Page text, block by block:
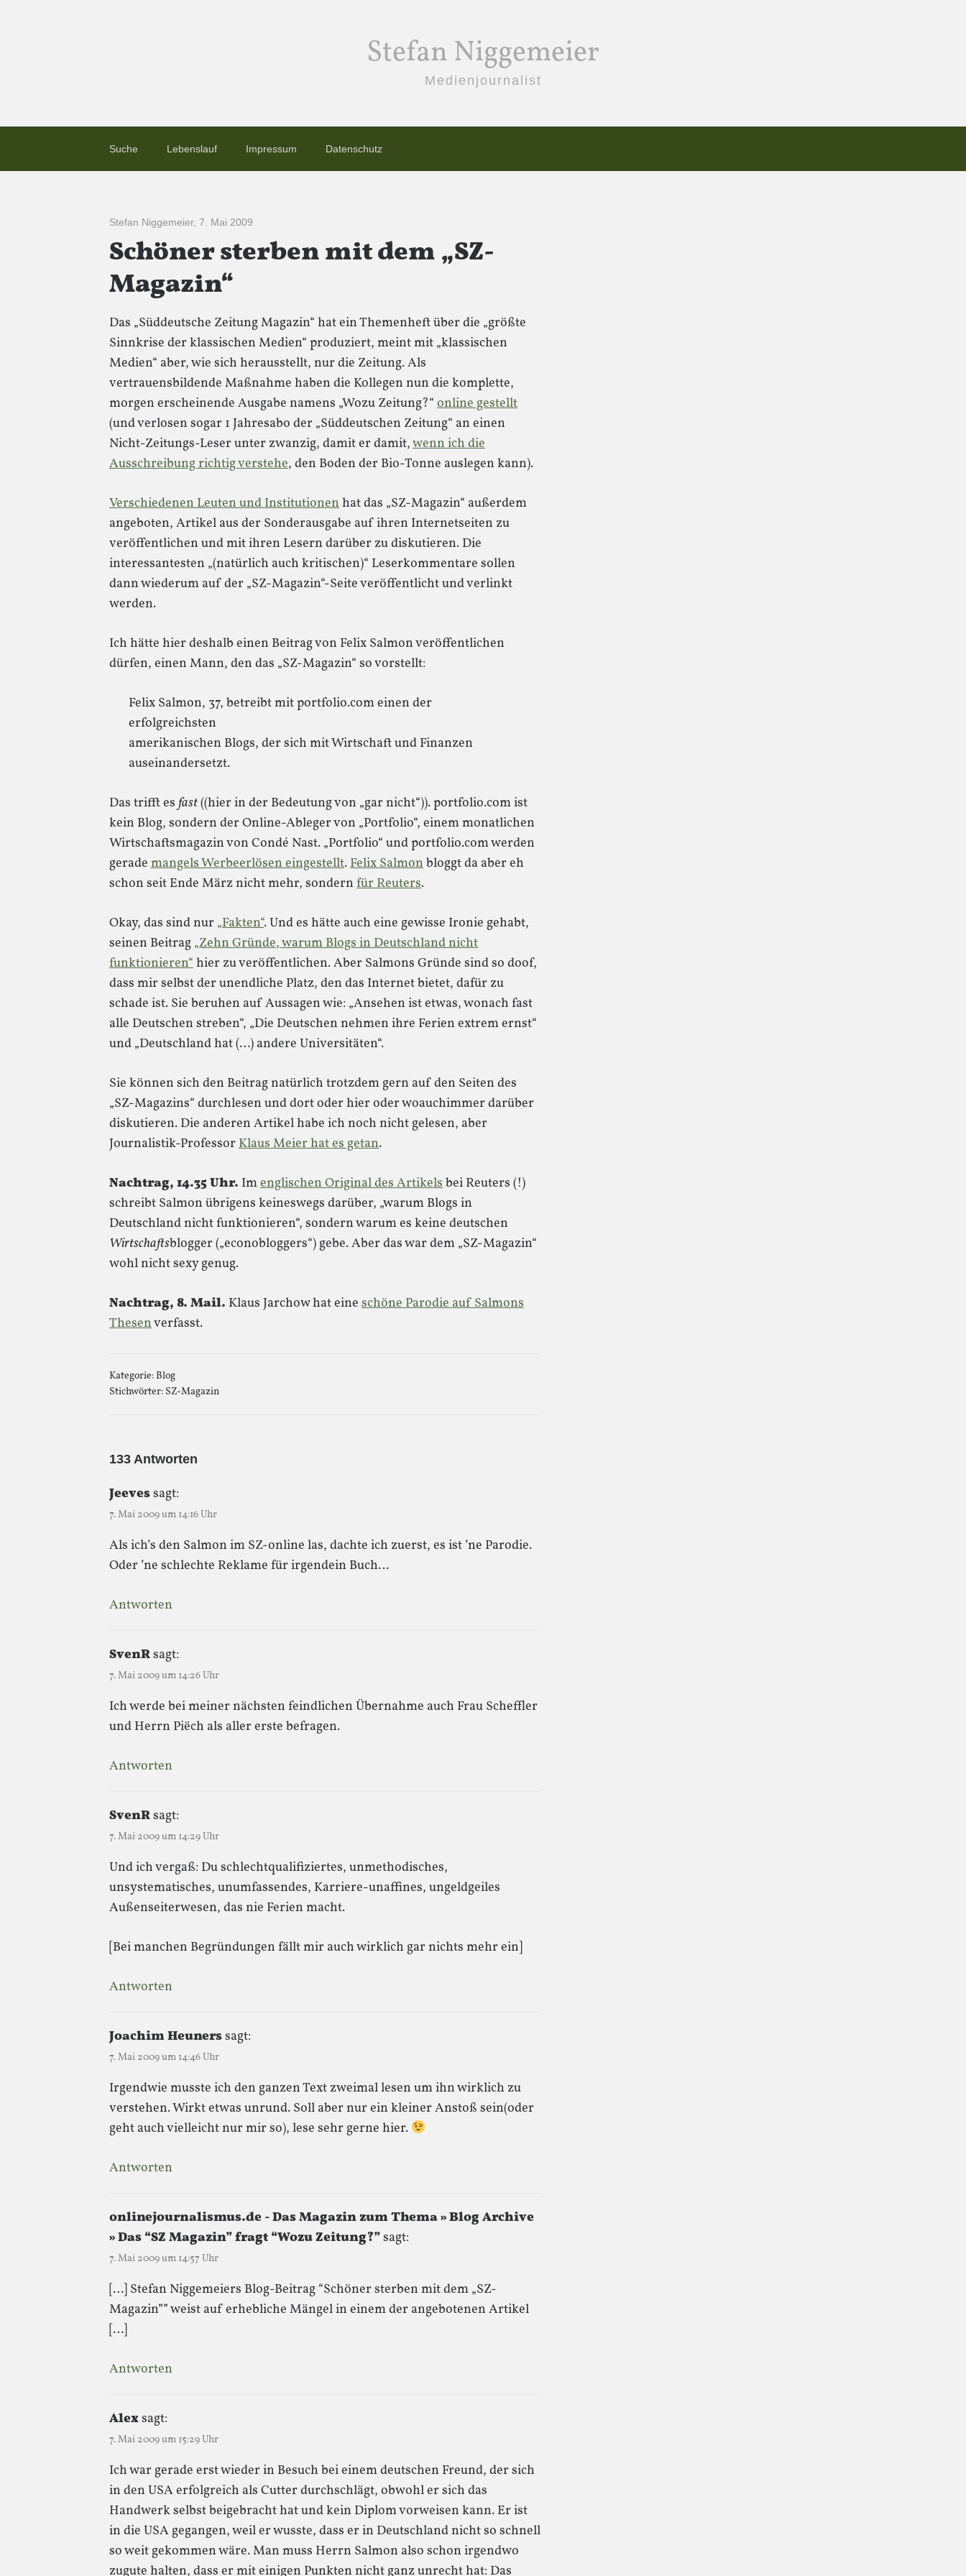
Stefan Niggemeier
Medienjournalist
Suche Lebenslauf Impressum Datenschutz
Stefan Niggemeier, 7. Mai 2009
Schöner sterben mit dem „SZ-
Magazin“
Das „Süddeutsche Zeitung Magazin“ hat ein Themenheft über die „größte
Sinnkrise der klassischen Medien“ produziert, meint mit „klassischen
Medien“ aber, wie sich herausstellt, nur die Zeitung. Als
vertrauensbildende Maßnahme haben die Kollegen nun die komplette,
morgen erscheinende Ausgabe namens „Wozu Zeitung?“ online gestellt
(und verlosen sogar 1 Jahresabo der „Süddeutschen Zeitung“ an einen
Nicht-Zeitungs-Leser unter zwanzig, damit er damit,wenn ich die
Ausschreibung richtig verstehe, den Boden der Bio-Tonne auslegen kann).
Verschiedenen Leuten und Institutionenhat das „SZ-Magazin“ außerdem
angeboten, Artikel aus der Sonderausgabe auf ihren Internetseiten zu
veröffentlichen und mit ihren Lesern darüber zu diskutieren. Die
interessantesten „(natürlich auch kritischen)“ Leserkommentare sollen
dann wiederum auf der „SZ-Magazin“-Seite veröffentlicht und verlinkt
werden.
Ich hätte hier deshalb einen Beitrag von Felix Salmon veröffentlichen
dürfen, einen Mann, den das „SZ-Magazin“ so vorstellt:
Felix Salmon, 37, betreibt mit portfolio.com einen der
erfolgreichsten
amerikanischen Blogs, der sich mit Wirtschaft und Finanzen
auseinandersetzt.
Das trifft es fast((hier in der Bedeutung von „gar nicht“)). portfolio.com ist
kein Blog, sondern der Online-Ableger von „Portfolio“, einem monatlichen
Wirtschaftsmagazin von Condé Nast. „Portfolio“ und portfolio.com werden
gerade mangels Werbeerlösen eingestellt.Felix Salmonbloggt da aber eh
schon seit Ende März nicht mehr, sondern für Reuters.
Okay, das sind nur „Fakten“. Und es hätte auch eine gewisse Ironie gehabt,
seinen Beitrag „Zehn Gründe, warum Blogs in Deutschland nicht
funktionieren“hier zu veröffentlichen. Aber Salmons Gründe sind so doof,
dass mir selbst der unendliche Platz, den das Internet bietet, dafür zu
schade ist. Sie beruhen auf Aussagen wie: „Ansehen ist etwas, wonach fast
alle Deutschen streben“, „Die Deutschen nehmen ihre Ferien extrem ernst“
und „Deutschland hat (…) andere Universitäten“.
Sie können sich den Beitrag natürlich trotzdem gern auf den Seiten des
„SZ-Magazins“ durchlesen und dort oder hier oder woauchimmer darüber
diskutieren. Die anderen Artikel habe ich noch nicht gelesen, aber
Journalistik-Professor Klaus Meier hat es getan.
Nachtrag, 14.35 Uhr. Imenglischen Original des Artikelsbei Reuters (!)
schreibt Salmon übrigens keineswegs darüber, „warum Blogs in
Deutschland nicht funktionieren“, sondern warum es keine deutschen
Wirtschaftsblogger („econobloggers“) gebe. Aber das war dem „SZ-Magazin“
wohl nicht sexy genug.
Nachtrag, 8. Mail. Klaus Jarchow hat eine schöne Parodie auf Salmons
Thesenverfasst.
Kategorie:Blog
Stichwörter: SZ-Magazin
133 Antworten
Jeevessagt:
7. Mai 2009 um 14:16 Uhr
Als ich’s den Salmon im SZ-online las, dachte ich zuerst, es ist ’ne Parodie.
Oder ’ne schlechte Reklame für irgendein Buch…
Antworten
SvenRsagt:
7. Mai 2009 um 14:26 Uhr
Ich werde bei meiner nächsten feindlichen Übernahme auch Frau Scheffler
und Herrn Piëch als aller erste befragen.
Antworten
SvenRsagt:
7. Mai 2009 um 14:29 Uhr
Und ich vergaß: Du schlechtqualifiziertes, unmethodisches,
unsystematisches, unumfassendes, Karriere-unaffines, ungeldgeiles
Außenseiterwesen, das nie Ferien macht.
[Bei manchen Begründungen fällt mir auch wirklich gar nichts mehr ein]
Antworten
Joachim Heunerssagt:
7. Mai 2009 um 14:46 Uhr
Irgendwie musste ich den ganzen Text zweimal lesen um ihn wirklich zu
verstehen. Wirkt etwas unrund. Soll aber nur ein kleiner Anstoß sein(oder
geht auch vielleicht nur mir so), lese sehr gerne hier.
Antworten
onlinejournalismus.de - Das Magazin zum Thema » Blog Archive
» Das “SZ Magazin” fragt “Wozu Zeitung?”sagt:
7. Mai 2009 um 14:57 Uhr
[…] Stefan Niggemeiers Blog-Beitrag “Schöner sterben mit dem „SZ-
Magazin”” weist auf erhebliche Mängel in einem der angebotenen Artikel
[…]
Antworten
Alexsagt:
7. Mai 2009 um 15:29 Uhr
Ich war gerade erst wieder in Besuch bei einem deutschen Freund, der sich
in den USA erfolgreich als Cutter durchschlägt, obwohl er sich das
Handwerk selbst beigebracht hat und kein Diplom vorweisen kann. Er ist
in die USA gegangen, weil er wusste, dass er in Deutschland nicht so schnell
so weit gekommen wäre. Man muss Herrn Salmon also schon irgendwo
zugute halten, dass er mit einigen Punkten nicht ganz unrecht hat: Das